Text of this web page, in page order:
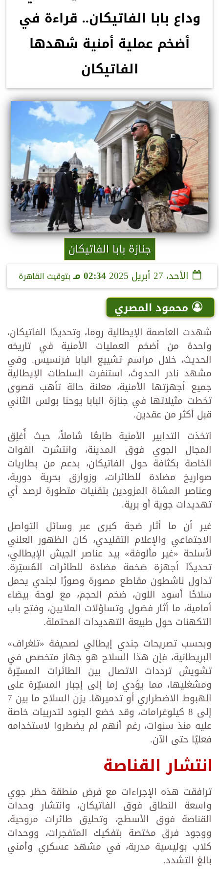
وداع بابا الفاتيكان.. قراءة في
أضخم عملية أمنية شهدها
الفاتيكان
جنازة بابا الفاتيكان
الأحد، 27 أبريل 2025 02:34 مـ بتوقيت القاهرة
محمود المصري
شهدت العاصمة الإيطالية روما، وتحديدًا الفاتيكان،
واحدة من أضخم العمليات الأمنية في تاريخه
الحديث، خلال مراسم تشييع البابا فرنسيس. وفي
مشهد نادر الحدوث، استنفرت السلطات الإيطالية
جميع أجهزتها الأمنية، معلنة حالة تأهب قصوى
تخطت مثيلاتها في جنازة البابا يوحنا بولس الثاني
قبل أكثر من عقدين.
اتخذت التدابير الأمنية طابعًا شاملاً، حيث أُغلِق
المجال الجوي فوق المدينة، وانتشرت القوات
الخاصة بكثافة حول الفاتيكان، بدعم من بطاريات
صواريخ مضادة للطائرات، وزوارق بحرية دورية،
وعناصر المشاة المزودين بتقنيات متطورة لرصد أي
تهديدات جوية أو برية.
غير أن ما أثار ضجة كبرى عبر وسائل التواصل
الاجتماعي والإعلام التقليدي، كان الظهور العلني
لأسلحة «غير مألوفة» بيد عناصر الجيش الإيطالي،
تحديدًا أجهزة ضخمة مضادة للطائرات المُسيّرة.
تداول ناشطون مقاطع مصورة وصورًا لجندي يحمل
سلاحًا أسود اللون، ضخم الحجم، مع لوحة بيضاء
أمامية، ما أثار فضول وتساؤلات الملايين، وفتح باب
التكهنات حول طبيعة التهديدات المحتملة.
وبحسب تصريحات جندي إيطالي لصحيفة «تلغراف»
البريطانية، فإن هذا السلاح هو جهاز متخصص في
تشويش ترددات الاتصال بين الطائرات المسيّرة
ومشغليها، مما يؤدي إما إلى إجبار المسيّرة على
الهبوط الاضطراري أو تدميرها. يزن السلاح ما بين 7
إلى 8 كيلوغرامات، وقد خضع الجنود لتدريبات خاصة
عليه منذ سنوات، رغم أنهم لم يضطروا لاستخدامه
فعليًا حتى الآن.
انتشار القناصة
ترافقت هذه الإجراءات مع فرض منطقة حظر جوي
واسعة النطاق فوق الفاتيكان، وانتشار وحدات
القناصة فوق الأسطح، وتحليق طائرات مروحية،
ووجود فرق مختصة بتفكيك المتفجرات، ووحدات
كلاب بوليسية مدربة، في مشهد عسكري وأمني
بالغ التشدد.